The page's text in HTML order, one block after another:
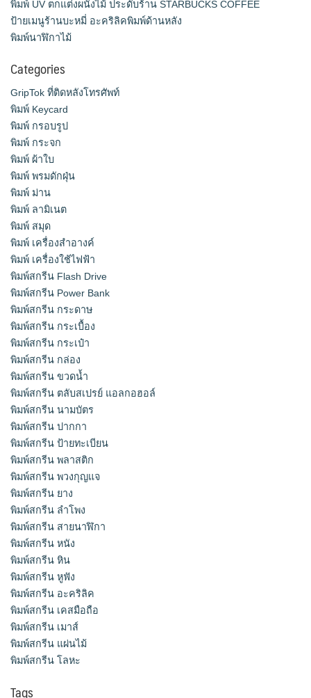
พิมพ์ UV ตกแต่งผนังไม้ ประดับร้าน STARBUCKS COFFEE
ป้ายเมนูร้านบะหมี่ อะคริลิคพิมพ์ด้านหลัง
พิมพ์นาฬิกาไม้
Categories
GripTok ที่ติดหลังโทรศัพท์
พิมพ์ Keycard
พิมพ์ กรอบรูป
พิมพ์ กระจก
พิมพ์ ผ้าใบ
พิมพ์ พรมดักฝุ่น
พิมพ์ ม่าน
พิมพ์ ลามิเนต
พิมพ์ สมุด
พิมพ์ เครื่องสําอางค์
พิมพ์ เครื่องใช้ไฟฟ้า
พิมพ์สกรีน Flash Drive
พิมพ์สกรีน Power Bank
พิมพ์สกรีน กระดาษ
พิมพ์สกรีน กระเบื้อง
พิมพ์สกรีน กระเป๋า
พิมพ์สกรีน กล่อง
พิมพ์สกรีน ขวดน้ำ
พิมพ์สกรีน ตลับสเปรย์ แอลกอฮอล์
พิมพ์สกรีน นามบัตร
พิมพ์สกรีน ปากกา
พิมพ์สกรีน ป้ายทะเบียน
พิมพ์สกรีน พลาสติก
พิมพ์สกรีน พวงกุญแจ
พิมพ์สกรีน ยาง
พิมพ์สกรีน ลำโพง
พิมพ์สกรีน สายนาฬิกา
พิมพ์สกรีน หนัง
พิมพ์สกรีน หิน
พิมพ์สกรีน หูฟัง
พิมพ์สกรีน อะคริลิค
พิมพ์สกรีน เคสมือถือ
พิมพ์สกรีน เมาส์
พิมพ์สกรีน แผ่นไม้
พิมพ์สกรีน โลหะ
Tags